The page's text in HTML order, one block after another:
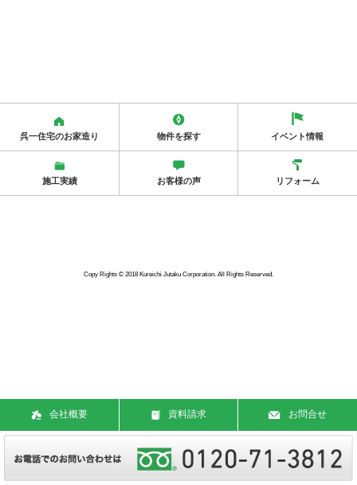
呉一住宅のお家造り 物件を探す イベント情報
施工実績 お客様の声 リフォーム
Copy Rights © 2018 Kureichi Jutaku Corporation. All Rights Reserved.
会社概要 資料請求 お問合せ